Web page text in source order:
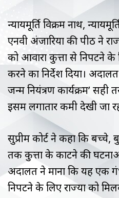
न्यायमूर्ति विक्रम नाथ,
एनवी अंजारिया की पीठ ने
को आवारा कुत्तों से निपटने के
करने का निर्देश दिया।
जन्म नियंत्रण कार्यक्रम’
इसमें लगातार कमी देखी जा
सुप्रीम कोर्ट ने कहा कि बच्चे,
तक कुत्तों के काटने की
अदालत ने माना कि यह एक
निपटने के लिए राज्यों को